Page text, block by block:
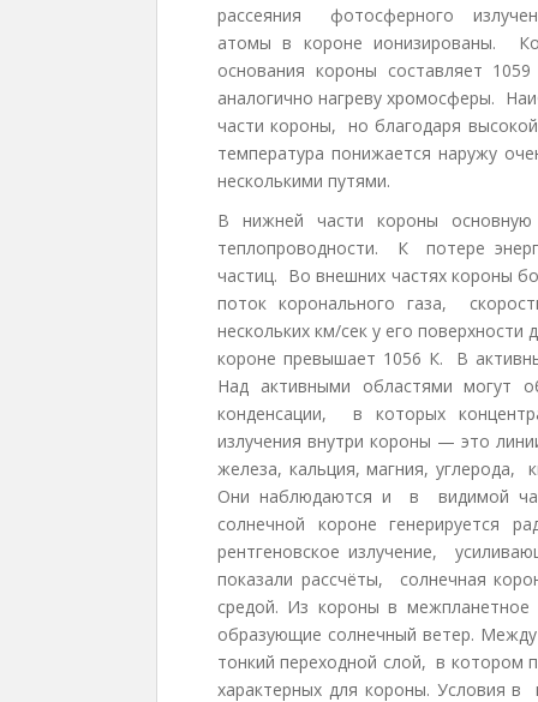
рассеяния фотосферного
атомы в короне ионизированы.
основания короны составляет
аналогично нагреву хромосферы.
части короны, но благодаря
температура понижается наружу
несколькими путями.
В нижней части короны основную
теплопроводности. К потере
частиц. Во внешних частях короны
поток коронального газа,
нескольких км/сек у его
короне превышает 1056 К. В
Над активными областями могут
конденсации, в которых
излучения внутри короны — это
железа, кальция, магния, углерода,
Они наблюдаются и в видимой
солнечной короне генерируется
рентгеновское излучение,
показали рассчёты, солнечная
средой. Из короны в межпланетное
образующие солнечный ветер.
тонкий переходной слой, в котором
характерных для короны. Условия